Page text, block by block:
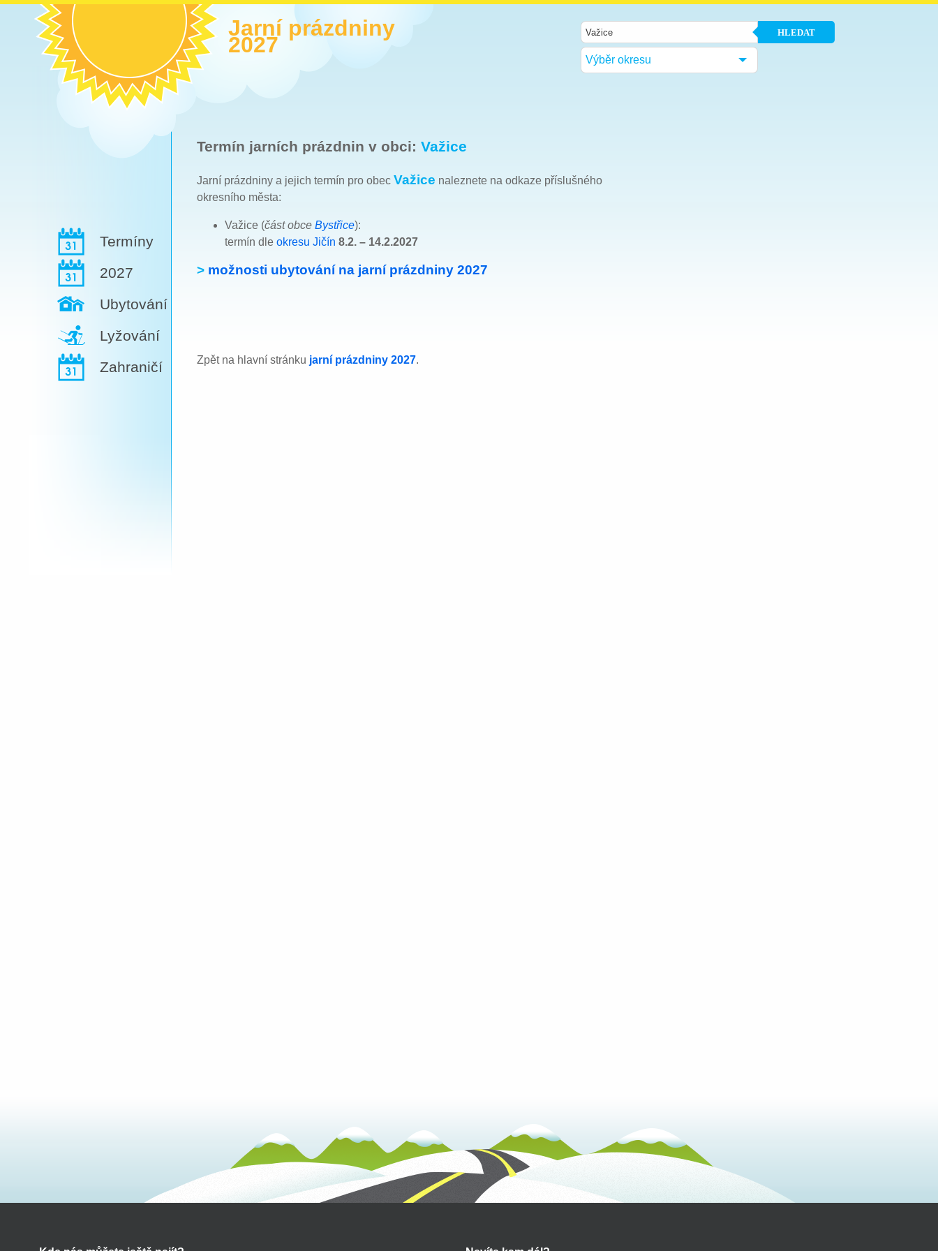
Jarní prázdniny
2027 HLEDAT
Výběr okresu
Termíny
2027
Ubytování
Lyžování
Zahraničí
Termín jarních prázdnin v obci: Važice
Jarní prázdniny a jejich termín pro obec Važice naleznete na odkaze příslušného
okresního města:
Važice (část obce Bystřice):
termín dle okresu Jičín 8.2. – 14.2.2027
> možnosti ubytování na jarní prázdniny 2027
Zpět na hlavní stránku jarní prázdniny 2027.